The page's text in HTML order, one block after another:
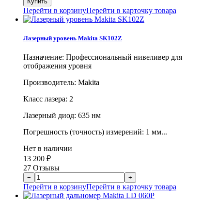
Перейти в корзинуПерейти в карточку товара
Лазерный уровень Makita SK102Z
Назначение: Профессиональный нивеливер для
отображения уровня
Производитель: Makita
Класс лазера: 2
Лазерный диод: 635 нм
Погрешность (точность) измерений: 1 мм...
Нет в наличии
13 200 ₽
27 Отзывы
Перейти в корзинуПерейти в карточку товара